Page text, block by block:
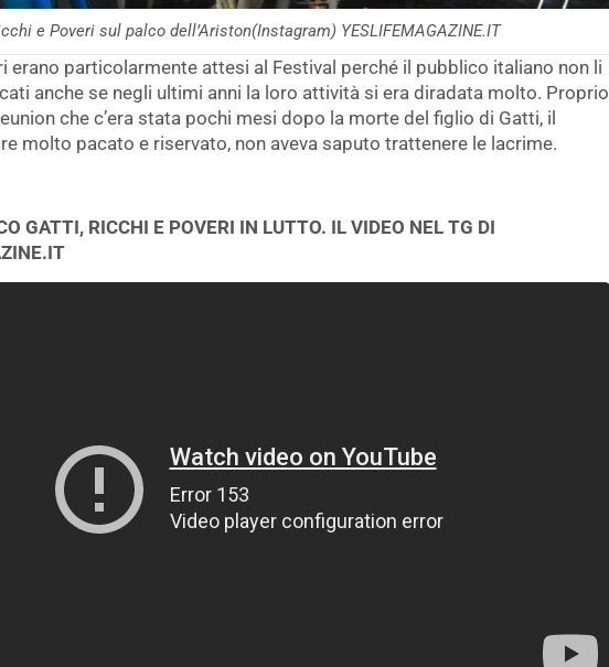
e Poveri sul palco dell’Ariston(Instagram) YESLIFEMAGAZINE.IT
erano particolarmente attesi al Festival perché il pubblico italiano non li
anche se negli ultimi anni la loro attività si era diradata molto. Proprio
che c’era stata pochi mesi dopo la morte del figlio di Gatti, il
molto pacato e riservato, non aveva saputo trattenere le lacrime.
GATTI, RICCHI E POVERI IN LUTTO. IL VIDEO NEL TG DI